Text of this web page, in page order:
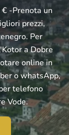
-Prenota un
prezzi,
Per
a Dobre
online in
o whatsApp,
telefono
Vode.